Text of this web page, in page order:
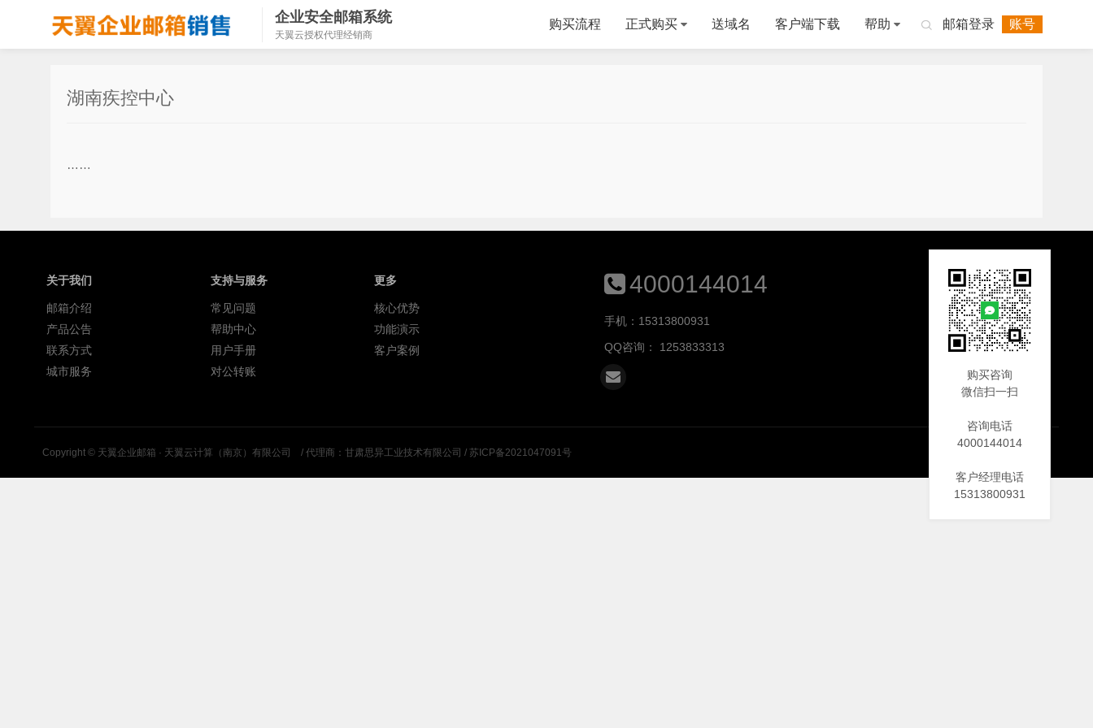
企业安全邮箱系统
天翼云授权代理经销商
邮箱登录 账号

购买流程 正式购买 送域名 客户端下载 帮助
湖南疾控中心
……
关于我们
邮箱介绍
产品公告
联系方式
城市服务
支持与服务
常见问题
帮助中心
用户手册
对公转账
更多
核心优势
功能演示
客户案例
4000144014
手机：15313800931
QQ咨询： 1253833313
Copyright © 天翼企业邮箱 · 天翼云计算（南京）有限公司 / 代理商：甘肃思异工业技术有限公司 / 苏ICP备2021047091号
购买咨询
微信扫一扫
咨询电话
4000144014
客户经理电话
15313800931